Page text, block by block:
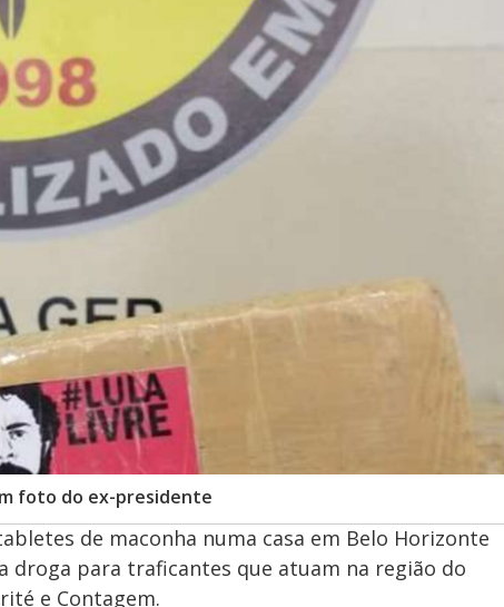
foto do ex-presidente
de maconha numa casa em Belo Horizonte
droga para traficantes que atuam na região do
e Contagem.